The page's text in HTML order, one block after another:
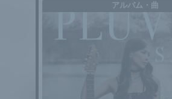
アルバム・曲